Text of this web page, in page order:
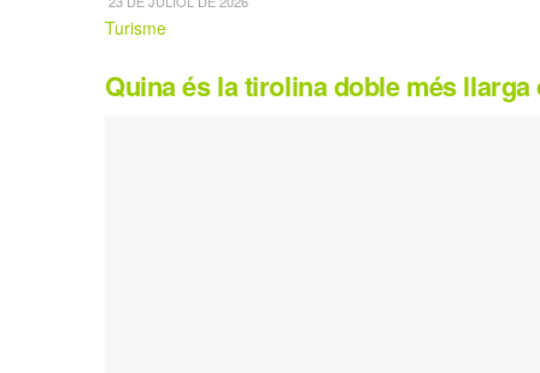
Turisme
Quina és la tirolina doble més llarga